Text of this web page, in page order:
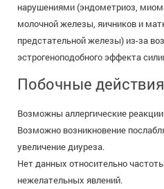
нарушениями (эндометриоз,
молочной железы, яичников и
предстательной железы) из-за
эстрогеноподобного эффекта
Побочные действия
Возможны аллергические
Возможно возникновение
увеличение диуреза.
Нет данных относительно
нежелательных явлений.